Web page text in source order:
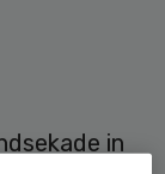
in